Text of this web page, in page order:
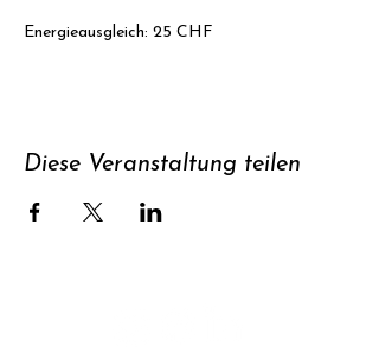
Energieausgleich: 25 CHF
Diese Veranstaltung teilen